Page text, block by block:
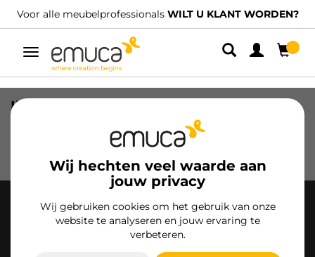
Voor alle meubelprofessionals WILT U KLANT WORDEN?
Umschaltbare
Navigation
Wij hechten veel waarde aan
jouw privacy
Wij gebruiken cookies om het gebruik van onze
website te analyseren en jouw ervaring te
verbeteren.
Ihr Browsing-Verlauf
Ihr Browserverlauf ist leer